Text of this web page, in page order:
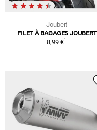
Joubert
FILET À BAGAGES JOUBERT
8,99 €1